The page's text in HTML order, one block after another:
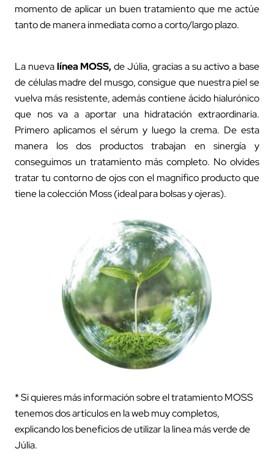
momento de aplicar un buen tratamiento que me actúe
tanto de manera inmediata como a corto/largo plazo.
La nuevalínea MOSS,de Júlia, gracias a su activo a base
de células madre del musgo, consigue que nuestra piel se
vuelva más resistente, además contiene ácido hialurónico
que nos va a aportar una hidratación extraordinaria.
Primero aplicamos el sérum y luego la crema. De esta
manera los dos productos trabajan en sinergía y
conseguimos un tratamiento más completo. No olvides
tratar tu contorno de ojos con el magnífico producto que
tiene la colección Moss (ideal para bolsas y ojeras).
* Si quieres más información sobre el tratamiento MOSS
tenemos dos artículos en la web muy completos,
explicando los beneficios de utilizar la linea más verde de
Júlia.